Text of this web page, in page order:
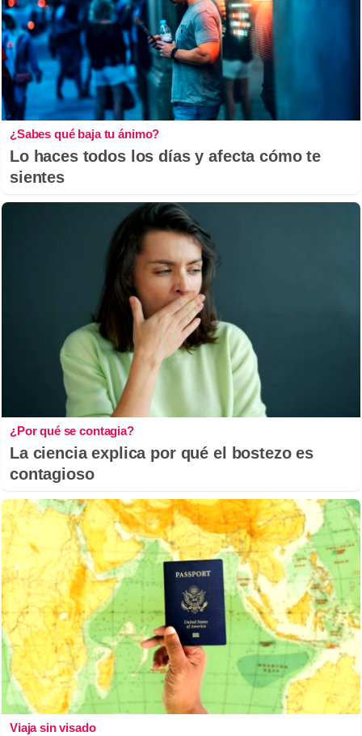
¿Sabes qué baja tu ánimo?
Lo haces todos los días y afecta cómo te
sientes
¿Por qué se contagia?
La ciencia explica por qué el bostezo es
contagioso
Viaja sin visado